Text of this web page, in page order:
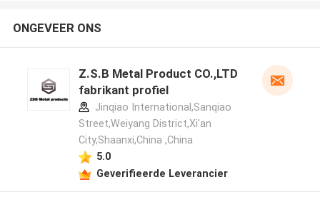
ONGEVEER ONS
Z.S.B Metal Product CO.,LTD
fabrikant profiel
Jinqiao International,Sanqiao
Street,Weiyang District,Xi'an
City,Shaanxi,China ,China
5.0
Geverifieerde Leverancier